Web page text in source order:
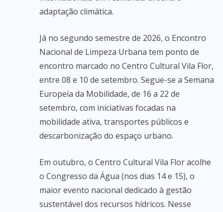
adaptação climática.
Já no segundo semestre de 2026, o Encontro
Nacional de Limpeza Urbana tem ponto de
encontro marcado no Centro Cultural Vila Flor,
entre 08 e 10 de setembro. Segue-se a Semana
Europeia da Mobilidade, de 16 a 22 de
setembro, com iniciativas focadas na
mobilidade ativa, transportes públicos e
descarbonização do espaço urbano.
Em outubro, o Centro Cultural Vila Flor acolhe
o Congresso da Água (nos dias 14 e 15), o
maior evento nacional dedicado à gestão
sustentável dos recursos hídricos. Nesse